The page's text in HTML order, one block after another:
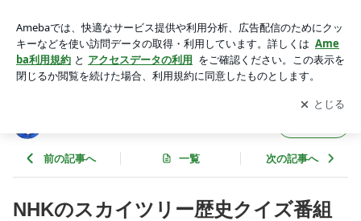
者として1時間も出演してしまうらしい？ | 東京スカイツリー
ファンクラブブログ
アプリをダウンロードして ブログの更新通知
を受け取りまし
ょう。
開く
前の記事へ 一覧 次の記事へ
NHKのスカイツリー歴史クイズ番組